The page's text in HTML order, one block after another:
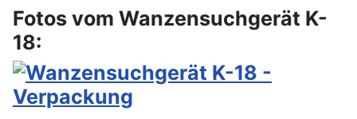
Fotos vom Wanzensuchgerät K-
18: